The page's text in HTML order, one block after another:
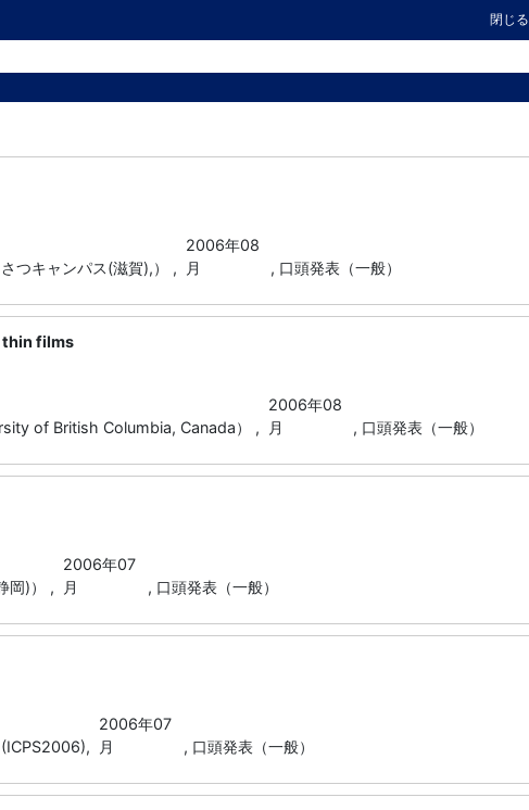
閉じる
つキャンパス(滋賀),） ,
2006年08
月
, 口頭発表（一般）
thin films
of British Columbia, Canada） ,
2006年08
月
, 口頭発表（一般）
岡)） ,
2006年07
月
, 口頭発表（一般）
2006年07
月
, 口頭発表（一般）